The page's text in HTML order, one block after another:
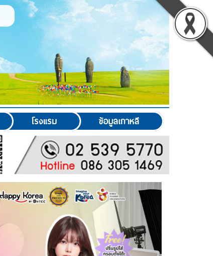
โรงแรม ข้อมูลเกาหลี